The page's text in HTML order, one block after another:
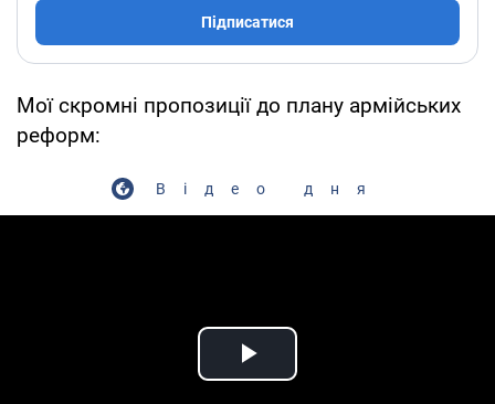
Підписатися
Мої скромні пропозиції до плану армійських
реформ:
Відео дня
Play Video